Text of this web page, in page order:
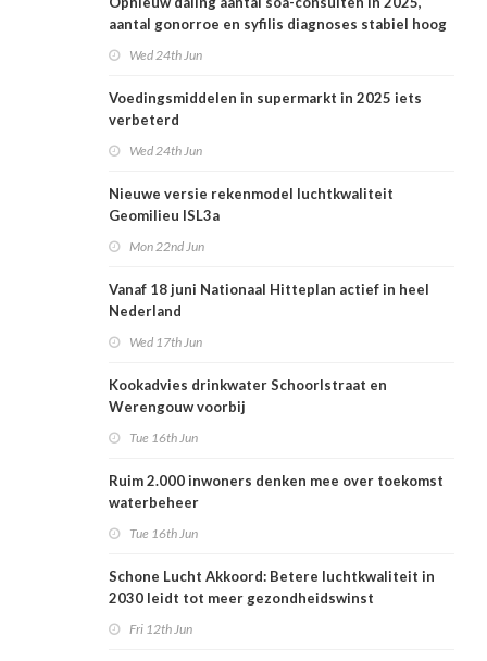
aantal gonorroe en syfilis diagnoses stabiel hoog
Wed 24th Jun
Voedingsmiddelen in supermarkt in 2025 iets
verbeterd
Wed 24th Jun
Nieuwe versie rekenmodel luchtkwaliteit
Geomilieu ISL3a
Mon 22nd Jun
Vanaf 18 juni Nationaal Hitteplan actief in heel
Nederland
Wed 17th Jun
Kookadvies drinkwater Schoorlstraat en
Werengouw voorbij
Tue 16th Jun
Ruim 2.000 inwoners denken mee over toekomst
waterbeheer
Tue 16th Jun
Schone Lucht Akkoord: Betere luchtkwaliteit in
2030 leidt tot meer gezondheidswinst
Fri 12th Jun